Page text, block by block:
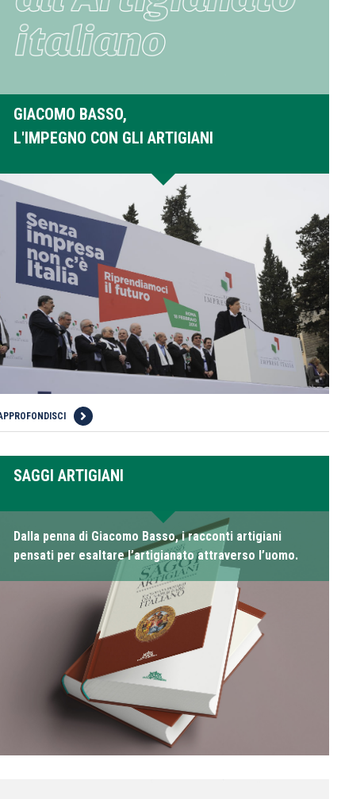
GIACOMO BASSO,
L'IMPEGNO CON GLI ARTIGIANI
SAGGI ARTIGIANI
Dalla penna di Giacomo Basso, i racconti artigiani
pensati per esaltare l’artigianato attraverso l’uomo.